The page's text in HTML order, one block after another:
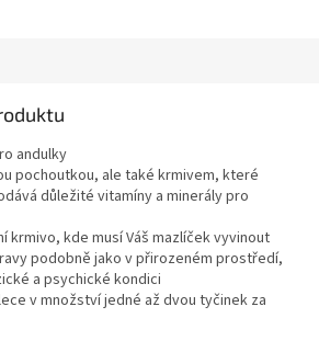
andulky
pochoutkou, ale také krmivem, které
důležité vitamíny a minerály pro
krmivo, kde musí Váš mazlíček vyvinout
podobně jako v přirozeném prostředí,
a psychické kondici
v množství jedné až dvou tyčinek za